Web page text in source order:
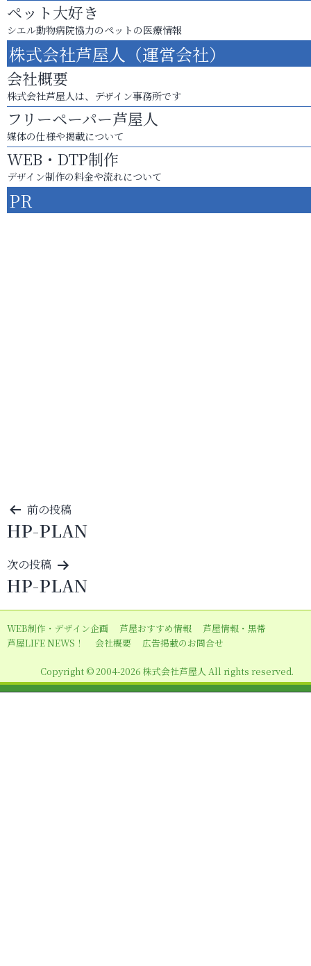
ペット大好き
シエル動物病院協力のペットの医療情報
株式会社芦屋人（運営会社）
会社概要
株式会社芦屋人は、デザイン事務所です
フリーペーパー芦屋人
媒体の仕様や掲載について
WEB・DTP制作
デザイン制作の料金や流れについて
PR
投
稿
ナ
ビ
ゲ
ー
シ
ン
前の投稿
HP-PLAN
次の投稿
HP-PLAN
WEB制作・デザイン企画 芦屋おすすめ情報
芦屋情報・黒帯
芦屋LIFE NEWS！
会社概要 広告掲載のお問合せ
Copyright © 2004-2026 株式会社芦屋人 All rights reserved.